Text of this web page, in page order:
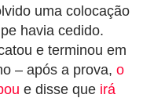
uma colocação
havia cedido.
e terminou em
– após a prova, o
e disse que irá